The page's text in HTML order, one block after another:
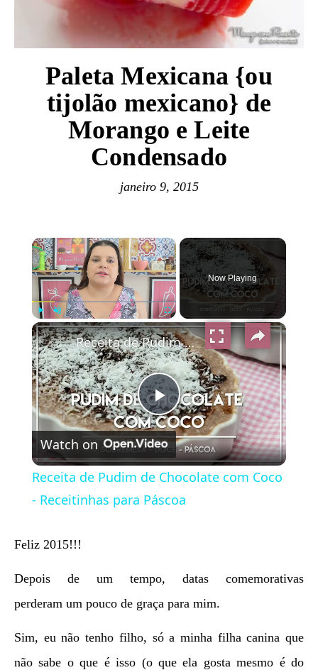
Paleta Mexicana {ou
tijolão mexicano} de
Morango e Leite
Condensado
janeiro 9, 2015
×
Play Unmute Fullscreen
Now Playing
×
Play
Video
Receita de Pudim de Chocolate com Coco - Receitinhas para Páscoa
Watch on
Receita de Pudim de Chocolate com Coco
- Receitinhas para Páscoa
Feliz 2015!!!
Depois de um tempo, datas comemorativas
perderam um pouco de graça para mim.
Sim, eu não tenho filho, só a minha filha canina que
não sabe o que é isso (o que ela gosta mesmo é do